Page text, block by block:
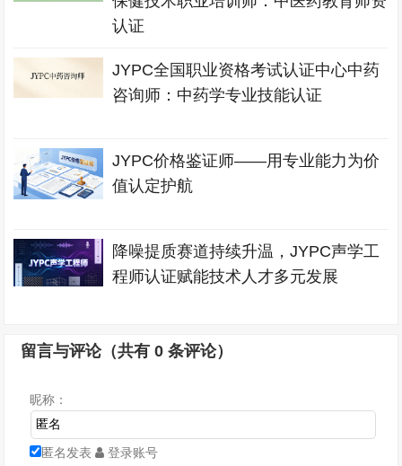
认证
JYPC全国职业资格考试认证中心中药
咨询师：中药学专业技能认证
JYPC价格鉴证师——用专业能力为价
值认定护航
降噪提质赛道持续升温，JYPC声学工
程师认证赋能技术人才多元发展
留言与评论（共有0 条评论）
昵称：
匿名发表 登录账号